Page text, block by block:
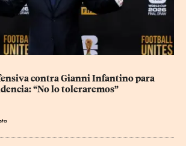
contra Gianni Infantino para
“No lo toleraremos”